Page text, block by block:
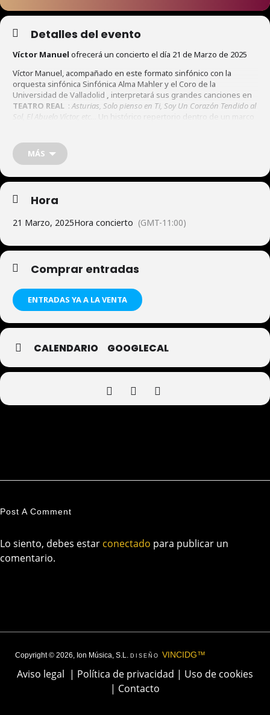
Detalles del evento
Víctor Manuel ofrecerá un concierto el día 21 de Marzo de 2025
Víctor Manuel, acompañado en este formato sinfónico con la
orquesta sinfónica Sinfónica Alma Mahler y el Coro de la
Universidad de Valladolid , interpretará sus grandes canciones en
TEATRO REAL :Asturias, Solo pienso en Ti, Soy Un Corazón Tendido al
Sol, El Abuelo Víctor, etc.
.. Un histórico repertorio dentro de un marco
MADRID – 21 DE MARZO 2025
MÁS
Hora
21 Marzo, 2025Hora concierto (GMT-11:00)
Comprar entradas
ENTRADAS YA A LA VENTA
CALENDARIO GOOGLECAL
Post A Comment
Lo siento, debes estar conectado para publicar un
comentario.
Copyright © 2026, Ion Música, S.L. DISEÑO VINCIDG™
Aviso legal | Política de privacidad | Uso de cookies
| Contacto